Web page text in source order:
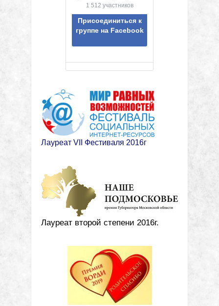
1 512 участников
Присоединиться к
группе на Facebook
Лауреат VII Фестиваля 2016г
Лауреат второй степени 2016г.